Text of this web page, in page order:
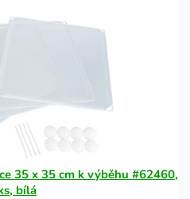
35 x 35 cm k výběhu #62460,
bílá